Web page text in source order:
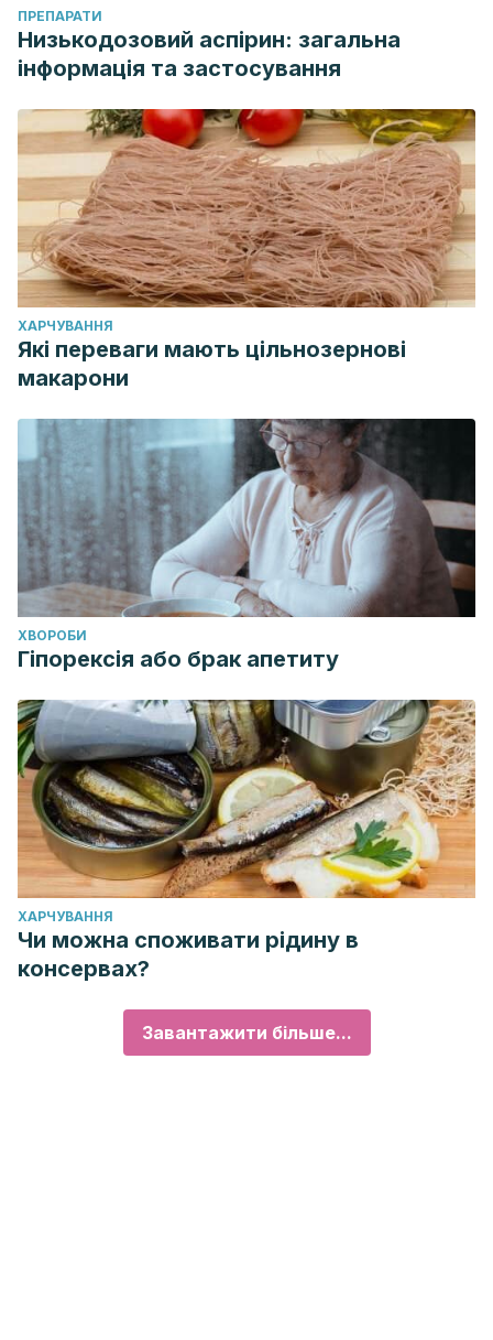
ПРЕПАРАТИ
Низькодозовий аспірин: загальна
інформація та застосування
ХАРЧУВАННЯ
Які переваги мають цільнозернові
макарони
ХВОРОБИ
Гіпорексія або брак апетиту
ХАРЧУВАННЯ
Чи можна споживати рідину в
консервах?
Завантажити більше...